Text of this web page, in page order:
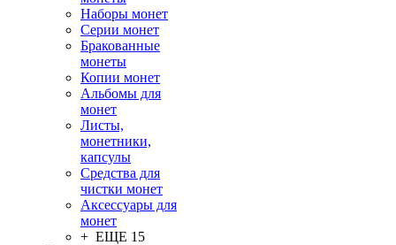
Наборы монет
Серии монет
Бракованные
монеты
Копии монет
Альбомы для
монет
Листы,
монетники,
капсулы
Средства для
чистки монет
Аксессуары для
монет
+ ЕЩЕ 15